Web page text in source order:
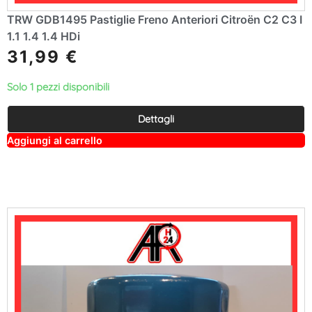
TRW GDB1495 Pastiglie Freno Anteriori Citroën C2 C3 I
1.1 1.4 1.4 HDi
31,99 €
Solo 1 pezzi disponibili
Dettagli
Aggiungi al carrello
lt
ti
v